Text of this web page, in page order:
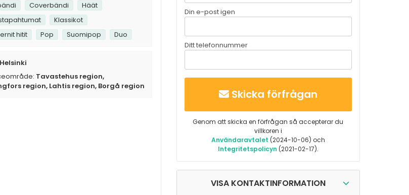
Coverbändi
Häät
Klassikot
hitit
Pop Suomipop Duo
Helsinki
Tavastehus region,
region, Lahtis region, Borgå region
Din e-post igen
Ditt telefonnummer
Skicka förfrågan
Genom att skicka en förfrågan så accepterar du
villkoren i
Användaravtalet (2024-10-06) och
Integritetspolicyn (2021-02-17).
VISA KONTAKTINFORMATION